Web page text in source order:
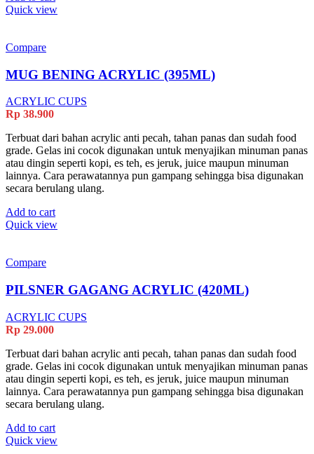
Quick view
Compare
MUG BENING ACRYLIC (395ML)
ACRYLIC CUPS
Rp 38.900
Terbuat dari bahan acrylic anti pecah, tahan panas dan sudah food
grade. Gelas ini cocok digunakan untuk menyajikan minuman panas
atau dingin seperti kopi, es teh, es jeruk, juice maupun minuman
lainnya. Cara perawatannya pun gampang sehingga bisa digunakan
secara berulang ulang.
Add to cart
Quick view
Compare
PILSNER GAGANG ACRYLIC (420ML)
ACRYLIC CUPS
Rp 29.000
Terbuat dari bahan acrylic anti pecah, tahan panas dan sudah food
grade. Gelas ini cocok digunakan untuk menyajikan minuman panas
atau dingin seperti kopi, es teh, es jeruk, juice maupun minuman
lainnya. Cara perawatannya pun gampang sehingga bisa digunakan
secara berulang ulang.
Add to cart
Quick view